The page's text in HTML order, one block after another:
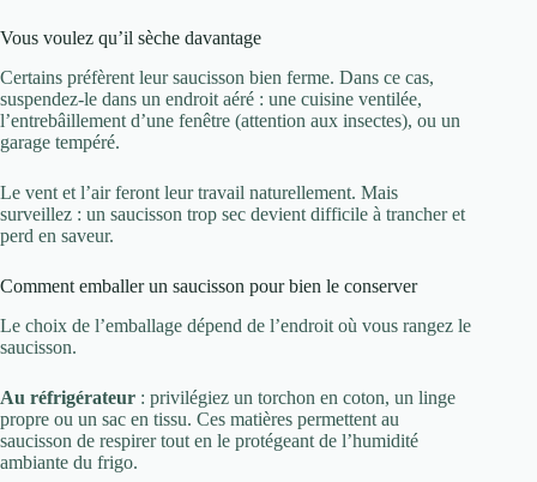
Vous voulez qu’il sèche davantage
Certains préfèrent leur saucisson bien ferme. Dans ce cas,
suspendez-le dans un endroit aéré : une cuisine ventilée,
l’entrebâillement d’une fenêtre (attention aux insectes), ou un
garage tempéré.
Le vent et l’air feront leur travail naturellement. Mais
surveillez : un saucisson trop sec devient difficile à trancher et
perd en saveur.
Comment emballer un saucisson pour bien le conserver
Le choix de l’emballage dépend de l’endroit où vous rangez le
saucisson.
Au réfrigérateur : privilégiez un torchon en coton, un linge
propre ou un sac en tissu. Ces matières permettent au
saucisson de respirer tout en le protégeant de l’humidité
ambiante du frigo.